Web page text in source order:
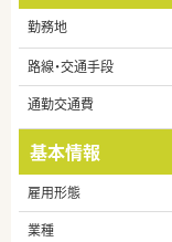
勤務地
路線・交通手段
通勤交通費
基本情報
雇用形態
業種